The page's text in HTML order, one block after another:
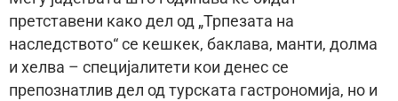
претставени како дел од „Трпезата на
наследството“ се кешкек, баклава, манти, долма
и хелва – специјалитети кои денес се
препознатлив дел од турската гастрономија, но и